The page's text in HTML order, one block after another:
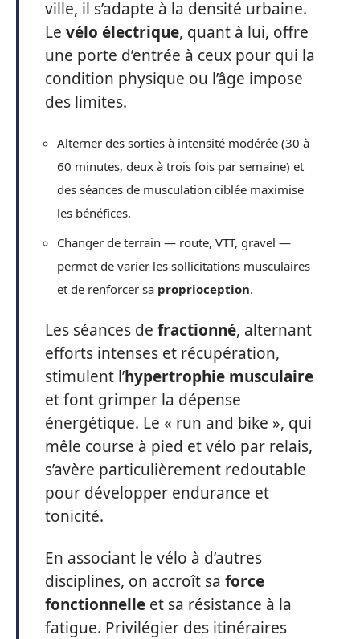
ville, il s’adapte à la densité urbaine.
Le vélo électrique, quant à lui, offre
une porte d’entrée à ceux pour qui la
condition physique ou l’âge impose
des limites.
Alterner des sorties à intensité modérée (30 à
60 minutes, deux à trois fois par semaine) et
des séances de musculation ciblée maximise
les bénéfices.
Changer de terrain — route, VTT, gravel —
permet de varier les sollicitations musculaires
et de renforcer sa proprioception.
Les séances de fractionné, alternant
efforts intenses et récupération,
stimulent l’hypertrophie musculaire
et font grimper la dépense
énergétique. Le « run and bike », qui
mêle course à pied et vélo par relais,
s’avère particulièrement redoutable
pour développer endurance et
tonicité.
En associant le vélo à d’autres
disciplines, on accroît sa force
fonctionnelle et sa résistance à la
fatigue. Privilégier des itinéraires